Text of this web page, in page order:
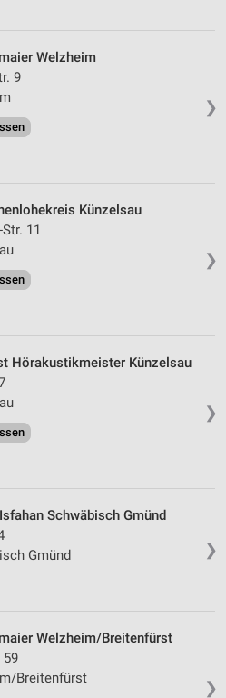
❯
Welzheim
9
❯
Künzelsau
11
❯
Hörakustikmeister Künzelsau
❯
Schwäbisch Gmünd
Gmünd
❯
Welzheim/Breitenfürst
59
Breitenfürst